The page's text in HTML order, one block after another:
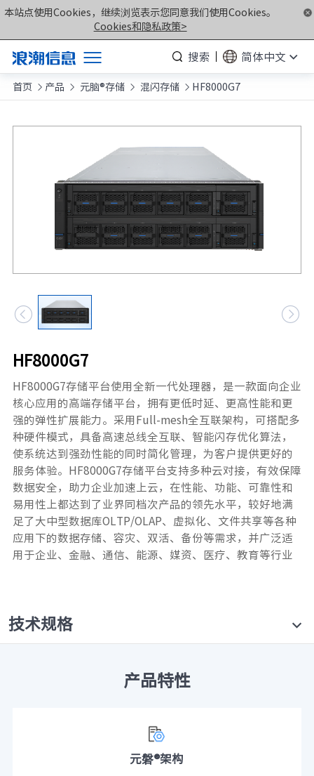
本站点使用Cookies，继续浏览表示您同意我们使用Cookies。
Cookies和隐私政策>
搜索
简体中文
产品
合作伙伴
联合创新平台
关于我们
计算产业洞察
元脑品牌升级公告
首页  产品  元脑®存储  混闪存储  HF8000G7
 
HF8000G7
HF8000G7存储平台使用全新一代处理器，是一款面向企业
核心应用的高端存储平台，拥有更低时延、更高性能和更
强的弹性扩展能力。采用Full-mesh全互联架构，可搭配多
种硬件模式，具备高速总线全互联、智能闪存优化算法，
使系统达到强劲性能的同时简化管理，为客户提供更好的
服务体验。HF8000G7存储平台支持多种云对接，有效保障
数据安全，助力企业加速上云，在性能、功能、可靠性和
易用性上都达到了业界同档次产品的领先水平，较好地满
足了大中型数据库OLTP/OLAP、虚拟化、文件共享等各种
应用下的数据存储、容灾、双活、备份等需求，并广泛适
用于企业、金融、通信、能源、媒资、医疗、教育等行业
技术规格
产品特性
元磐®架构